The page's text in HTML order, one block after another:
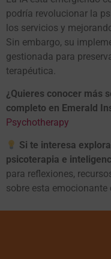
podría revolucionar la
los servicios y
Sin embargo, su
gestionada para
terapéutica.
¿Quieres conocer más
completo en Emerald
Psychotherapy
Si te interesa
psicoterapia e
para reflexiones,
sobre esta emocionante